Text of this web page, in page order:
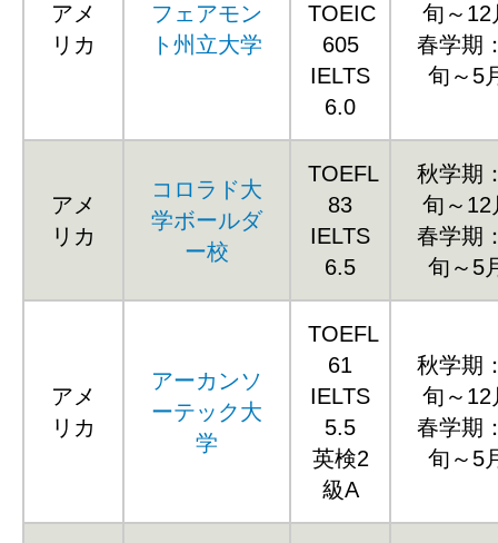
アメ
リカ
フェアモン
ト州立大学
TOEIC
605
IELTS
6.0
旬～12
春学期
旬～5
アメ
リカ
コロラド大
学ボールダ
ー校
TOEFL
83
IELTS
6.5
秋学期
旬～12
春学期
旬～5
アメ
リカ
アーカンソ
ーテック大
学
TOEFL
61
IELTS
5.5
英検2
級A
秋学期
旬～12
春学期
旬～5